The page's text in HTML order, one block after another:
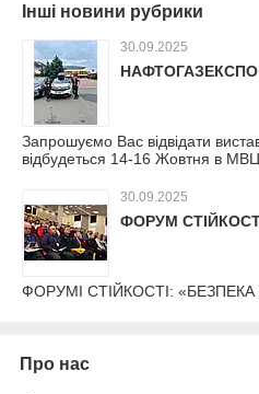
Інші новини рубрики
30.09.2025
НАФТОГАЗЕКСПО
Запрошуємо Вас відвідати
відбудеться 14-16 Жовтня в МВЦ
30.09.2025
ФОРУМ
ФОРУМІ СТІЙКОСТІ: «БЕЗПЕКА
Про нас